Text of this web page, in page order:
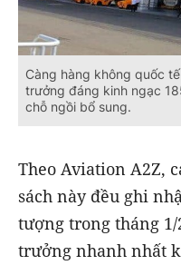
Càng hàng không quốc
trưởng đáng kinh ngạc
chỗ ngồi bổ sung.
Theo Aviation A2Z,
sách này đều ghi
tượng trong tháng 1/
trưởng nhanh nhất